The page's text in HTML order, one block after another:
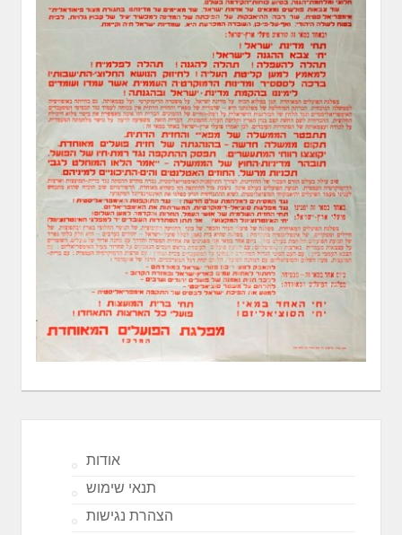
אודות
תנאי שימוש
הצהרת נגישות